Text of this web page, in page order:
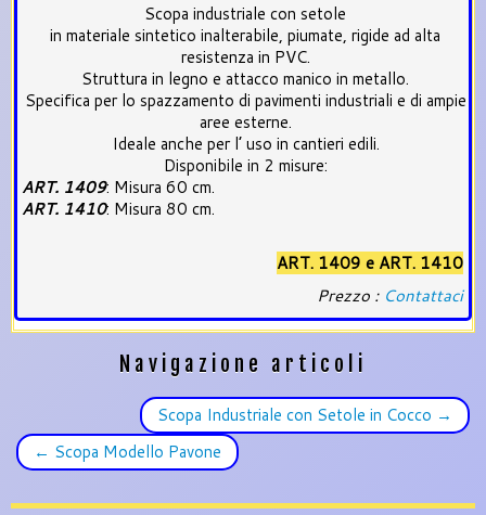
Scopa industriale con setole
in materiale sintetico inalterabile, piumate, rigide ad alta
resistenza in PVC.
Struttura in legno e attacco manico in metallo.
Specifica per lo spazzamento di pavimenti industriali e di ampie
aree esterne.
Ideale anche per l’ uso in cantieri edili.
Disponibile in 2 misure:
ART. 1409: Misura 60 cm.
ART. 1410: Misura 80 cm.
ART. 1409 e ART. 1410
Prezzo : Contattaci
Navigazione articoli
Scopa Industriale con Setole in Cocco →
← Scopa Modello Pavone